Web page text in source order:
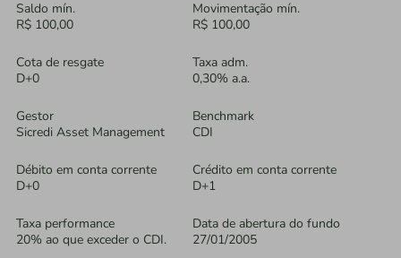
Movimentação mín.
R$ 100,00
Débito em conta corrente
D+0
Saldo mín.
R$ 100,00
Cota de resgate
D+0
Taxa adm.
0,30% a.a.
Gestor
Sicredi Asset Management
Benchmark
CDI
Crédito em conta corrente
D+1
Taxa performance
20% ao que exceder o CDI.
Data de abertura do fundo
27/01/2005